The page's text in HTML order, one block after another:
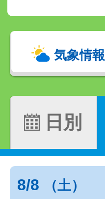
気象情報
日別
8/8 （土）